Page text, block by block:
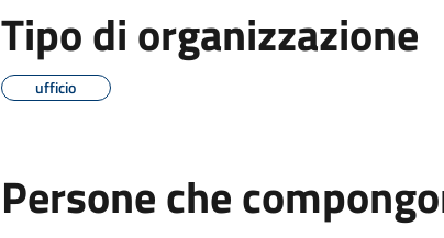
Tipo di organizzazione
ufficio
Persone che